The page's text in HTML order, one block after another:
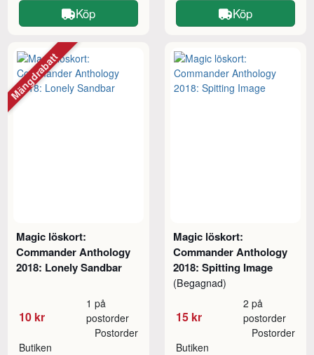
Köp Köp
Magic löskort:
Commander Anthology
2018: Lonely Sandbar
10 kr
1 på
postorder
Butiken
Postorder
Mängdrabatt
Magic löskort:
Commander Anthology
2018: Spitting Image
(Begagnad)
15 kr
2 på
postorder
Butiken
Postorder